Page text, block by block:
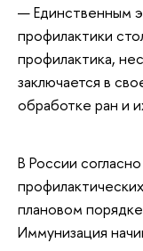
Единственным
профилактики
профилактика,
заключается в
обработке ран и
В России
плановом
Иммунизация